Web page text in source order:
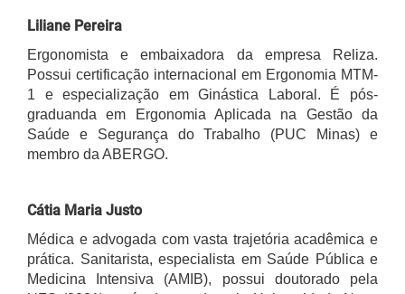
Liliane Pereira
Ergonomista e embaixadora da empresa Reliza.
Possui certificação internacional em Ergonomia MTM-
1 e especialização em Ginástica Laboral. É pós-
graduanda em Ergonomia Aplicada na Gestão da
Saúde e Segurança do Trabalho (PUC Minas) e
membro da ABERGO.
Cátia Maria Justo
Médica e advogada com vasta trajetória acadêmica e
prática. Sanitarista, especialista em Saúde Pública e
Medicina Intensiva (AMIB), possui doutorado pela